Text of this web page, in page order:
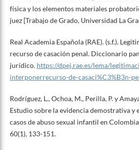
física y los elementos materiales
juez [Trabajo de Grado, Universidad La
Real Academia Española (RAE). (s.f.).
recurso de casación penal. Diccionario
jurídico. https://dpej.rae.es/lema/
interponerrecurso-de-casaci%C3%B3n-
Rodríguez, L., Ochoa, M., Perilla, P. y
Estudio sobre la evidencia demostrativa y
casos de abuso sexual infantil en
60(1), 133-151.